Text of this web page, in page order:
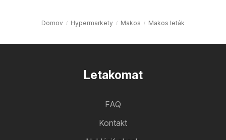
Domov Hypermarkety Makos Makos leták
Letakomat
FAQ
Kontakt